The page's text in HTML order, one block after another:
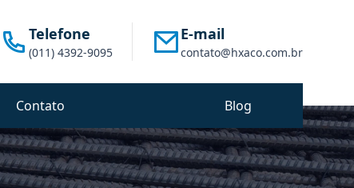
Telefone
(011) 4392-9095
E-mail
contato@hxaco.com.br
Contato Blog